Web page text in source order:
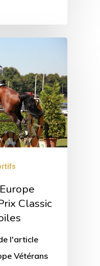
Classic
l'article
Vétérans